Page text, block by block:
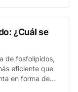
¿Cuál se
de fosfolípidos,
eficiente que
en forma de